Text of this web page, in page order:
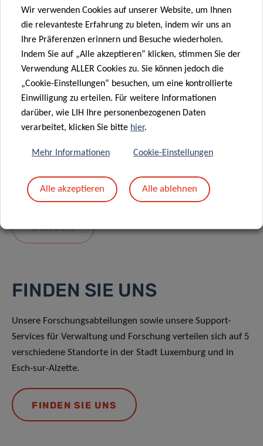
Mit dem Absenden Ihrer Nachricht erklären Sie
Datenschutzrichtlinie.
FINDEN SIE UNS
Unsere Forschungsabteilungen sowie unsere Support-
Services für Verwaltung und Forschung verteilen sich auf 5
verschiedene Standorte in der Stadt Luxemburg und in
Esch-sur-Alzette.
FINDEN SIE UNS
Wir verwenden Cookies auf unserer Website, um Ihnen
die relevanteste Erfahrung zu bieten, indem wir uns an
Ihre Präferenzen erinnern und Besuche wiederholen.
Indem Sie auf „Alle akzeptieren“ klicken, stimmen Sie der
Verwendung ALLER Cookies zu. Sie können jedoch die
„Cookie-Einstellungen“ besuchen, um eine kontrollierte
Einwilligung zu erteilen. Für weitere Informationen
darüber, wie LIH Ihre personenbezogenen Daten
verarbeitet, klicken Sie bitte hier.
Mehr Informationen Cookie-Einstellungen
Alle akzeptieren Alle ablehnen